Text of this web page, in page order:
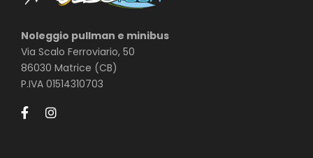
Noleggio pullman e minibus
Via Scalo Ferroviario, 50
86030 Matrice (CB)
P.IVA 01514310703